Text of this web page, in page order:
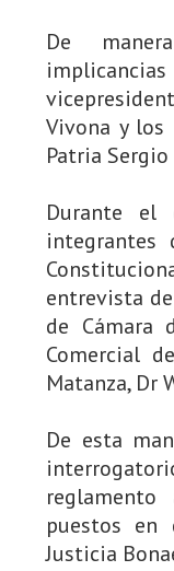
De
Vivona y
Patria
Durante el
integrantes
entrevista
de
Comercial
Matanza, Dr
De esta
puestos en
Justicia